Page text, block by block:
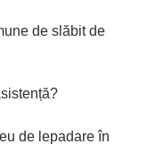
de slăbit de
de lepadare în